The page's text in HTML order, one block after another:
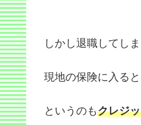
しかし退職してし
現地の保険に入る
というのもクレジ